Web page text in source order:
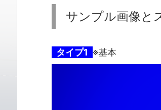
サンプル画像と
タイプ1 ※基本